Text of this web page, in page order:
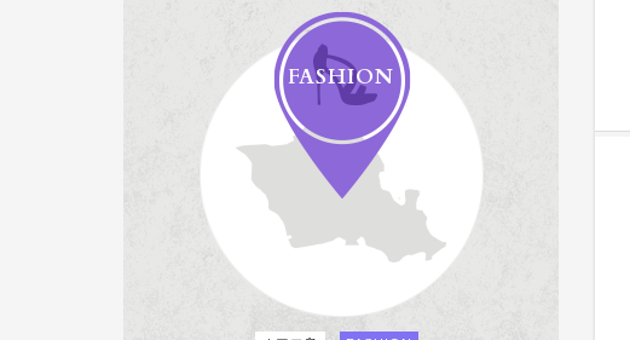
FASHION